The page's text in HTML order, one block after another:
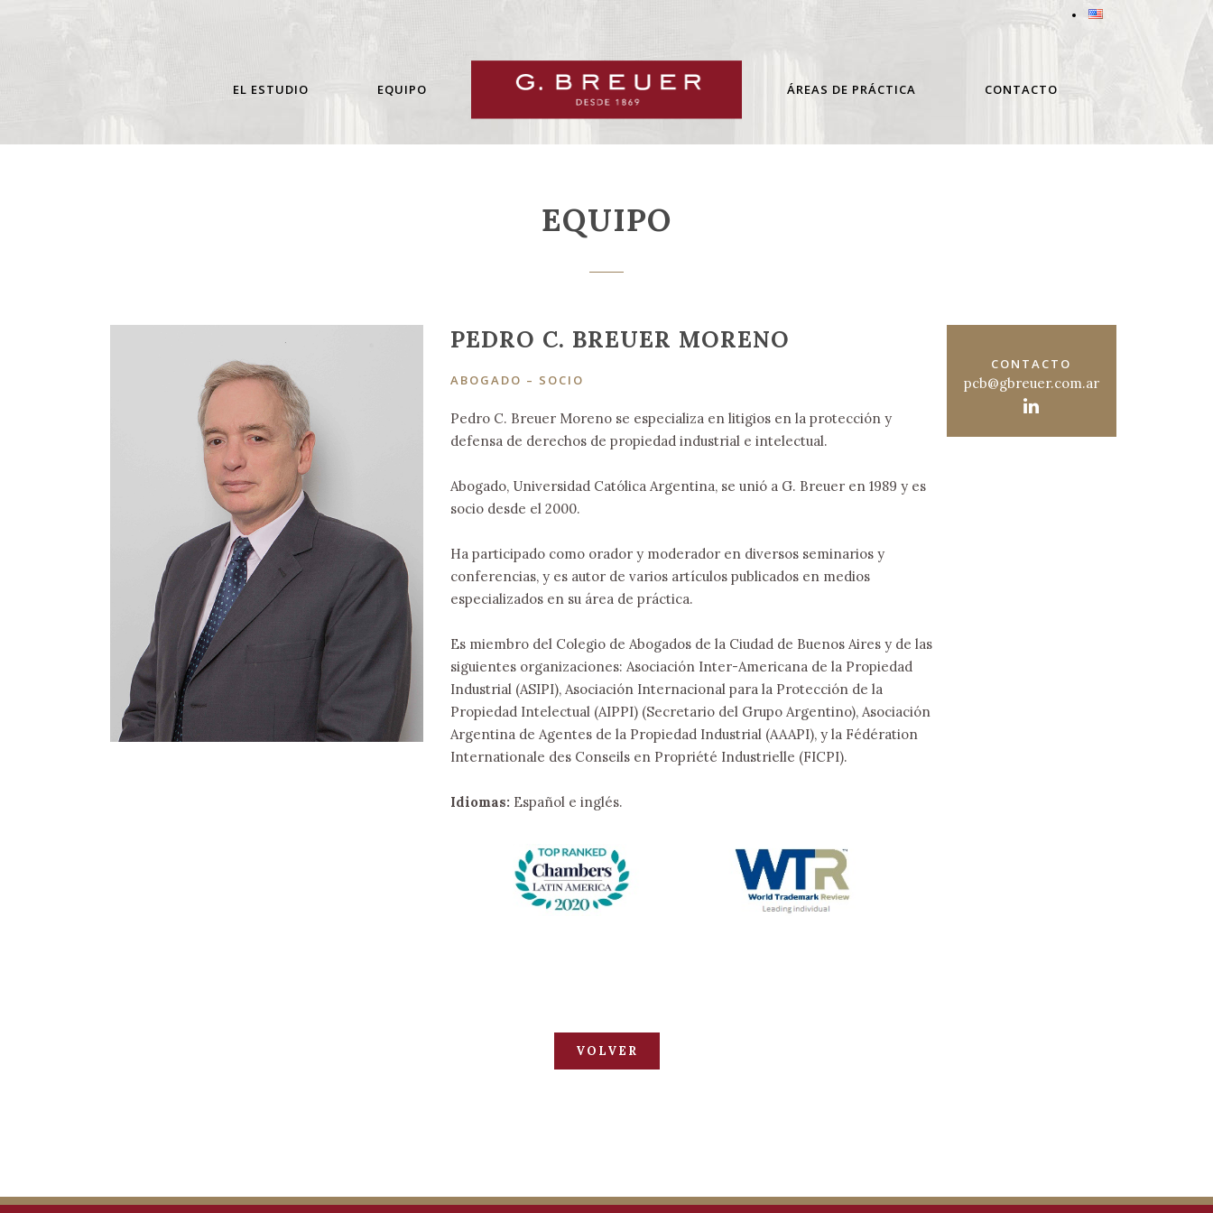
EL ESTUDIO EQUIPO ÁREAS DE PRÁCTICA CONTACTO
EQUIPO
PEDRO C. BREUER MORENO
ABOGADO – SOCIO
Pedro C. Breuer Moreno se especializa en litigios en la protección y
defensa de derechos de propiedad industrial e intelectual.
Abogado, Universidad Católica Argentina, se unió a G. Breuer en 1989 y es
socio desde el 2000.
Ha participado como orador y moderador en diversos seminarios y
conferencias, y es autor de varios artículos publicados en medios
especializados en su área de práctica.
Es miembro del Colegio de Abogados de la Ciudad de Buenos Aires y de las
siguientes organizaciones: Asociación Inter-Americana de la Propiedad
Industrial (ASIPI), Asociación Internacional para la Protección de la
Propiedad Intelectual (AIPPI) (Secretario del Grupo Argentino), Asociación
Argentina de Agentes de la Propiedad Industrial (AAAPI), y la Fédération
Internationale des Conseils en Propriété Industrielle (FICPI).
Idiomas: Español e inglés.
CONTACTO
pcb@gbreuer.com.ar
VOLVER